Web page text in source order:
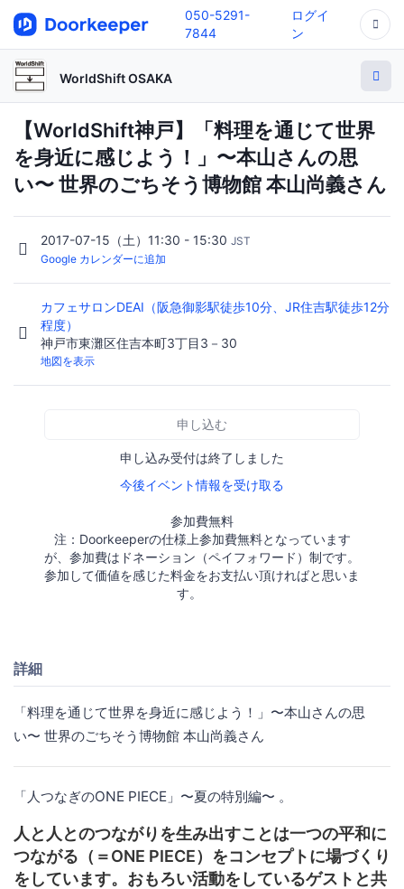
050-5291-
7844
ログイ
ン
WorldShift OSAKA
【WorldShift神戸】「料理を通じて世界
を身近に感じよう！」〜本山さんの思
い〜 世界のごちそう博物館 本山尚義さん
2017-07-15（土）11:30 - 15:30 JST
Google カレンダーに追加
カフェサロンDEAI（阪急御影駅徒歩10分、JR住吉駅徒歩12分
程度）
神戸市東灘区住吉本町3丁目3－30
地図を表示
申し込む
申し込み受付は終了しました
今後イベント情報を受け取る
参加費無料
注：Doorkeeperの仕様上参加費無料となっています
が、参加費はドネーション（ペイフォワード）制です。
参加して価値を感じた料金をお支払い頂ければと思いま
す。
詳細
「料理を通じて世界を身近に感じよう！」〜本山さんの思
い〜 世界のごちそう博物館 本山尚義さん
「人つなぎのONE PIECE」〜夏の特別編〜 。
人と人とのつながりを生み出すことは一つの平和に
つながる（＝ONE PIECE）をコンセプトに場づくり
をしています。おもろい活動をしているゲストと共